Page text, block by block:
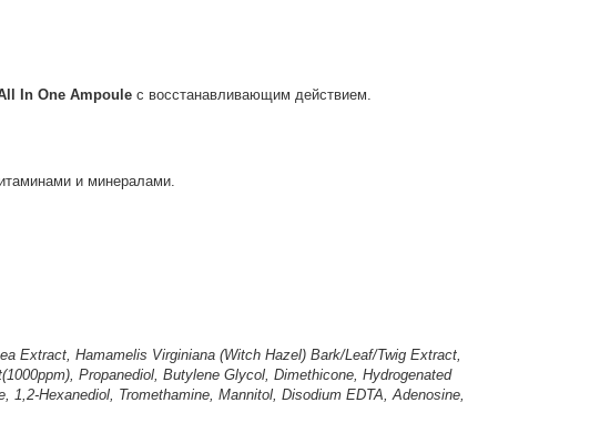
In One Ampouleс восстанавливающим действием.
и минералами.
Extract, Hamamelis Virginiana (Witch Hazel) Bark/Leaf/Twig Extract,
Propanediol, Butylene Glycol, Dimethicone, Hydrogenated
Hexanediol, Tromethamine, Mannitol, Disodium EDTA, Adenosine,